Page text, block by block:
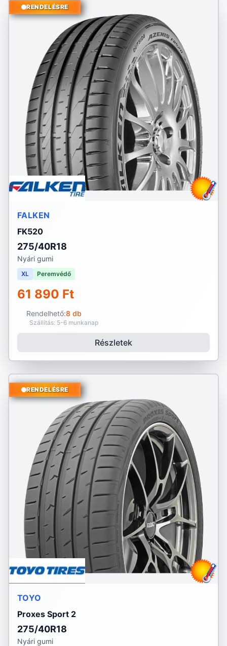
RENDELÉSRE
FALKEN
FK520
275/40R18
Nyári gumi
XL Peremvédő
61 890 Ft
Rendelhető:8 db
Szállítás: 5-6 munkanap
Részletek
RENDELÉSRE
TOYO
Proxes Sport 2
275/40R18
Nyári gumi